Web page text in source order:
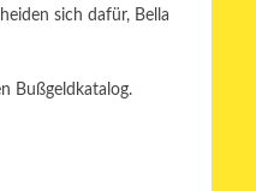
sich dafür, Bella
Bußgeldkatalog.